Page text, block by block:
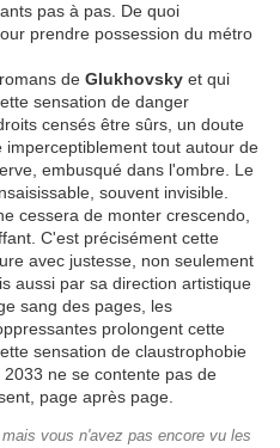
pas à pas. De quoi
prendre possession du métro
de Glukhovsky et qui
sensation de danger
censés être sûrs, un doute
tout autour de
embusqué dans l'ombre. Le
souvent invisible.
cessera de monter crescendo,
C'est précisément cette
avec justesse, non seulement
aussi par sa direction artistique
sang des pages, les
prolongent cette
sensation de claustrophobie
ne se contente pas de
page après page.
vous n'avez pas encore vu les